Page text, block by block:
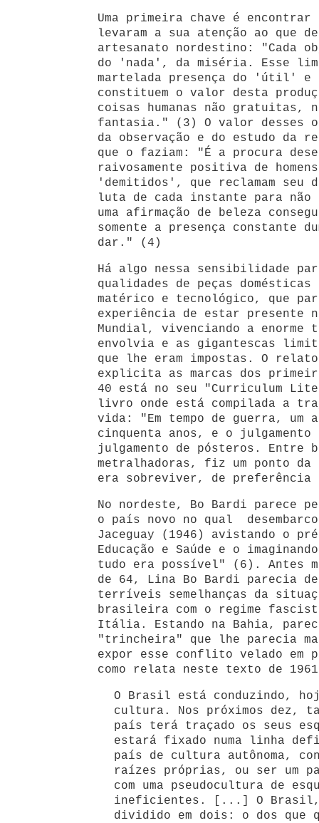
Uma primeira chave é encontrar
levaram a sua atenção ao que
artesanato nordestino: "Cada
do 'nada', da miséria. Esse
martelada presença do 'útil' e
constituem o valor desta
coisas humanas não gratuitas,
fantasia." (3) O valor desses
da observação e do estudo da
que o faziam: "É a procura
raivosamente positiva de
'demitidos', que reclamam seu
luta de cada instante para não
uma afirmação de beleza
somente a presença constante
dar." (4)
Há algo nessa sensibilidade
qualidades de peças
matérico e tecnológico, que
experiência de estar presente
Mundial, vivenciando a enorme
envolvia e as gigantescas
que lhe eram impostas. O
explicita as marcas dos
40 está no seu "Curriculum
livro onde está compilada a
vida: "Em tempo de guerra, um
cinquenta anos, e o julgamento
julgamento de pósteros. Entre
metralhadoras, fiz um ponto
era sobreviver, de preferência
No nordeste, Bo Bardi parece
o país novo no qual
Jaceguay (1946) avistando o
Educação e Saúde e o
tudo era possível" (6). Antes
de 64, Lina Bo Bardi parecia
terríveis semelhanças da
brasileira com o regime
Itália. Estando na Bahia,
"trincheira" que lhe parecia
expor esse conflito velado em
como relata neste texto de
O Brasil está conduzindo,
cultura. Nos próximos dez,
país terá traçado os seus
estará fixado numa linha
país de cultura autônoma,
raízes próprias, ou ser um
com uma pseudocultura de
ineficientes. [...] O
dividido em dois: o dos que